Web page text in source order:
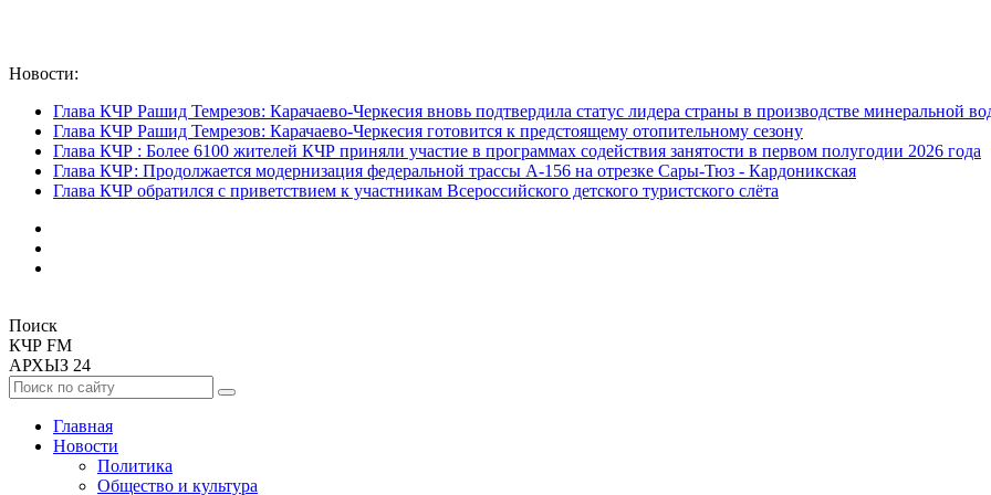
Новости:
Глава КЧР Рашид Темрезов: Карачаево-Черкесия вновь подтвердила статус лидера страны в производстве минеральной
Глава КЧР Рашид Темрезов: Карачаево-Черкесия готовится к предстоящему отопительному сезону
Глава КЧР : Более 6100 жителей КЧР приняли участие в программах содействия занятости в первом полугодии 2026 года
Глава КЧР: Продолжается модернизация федеральной трассы А-156 на отрезке Сары-Тюз - Кардоникская
Глава КЧР обратился с приветствием к участникам Всероссийского детского туристского слёта
Поиск
КЧР FM
АРХЫЗ 24
Главная
Новости
Политика
Общество и культура